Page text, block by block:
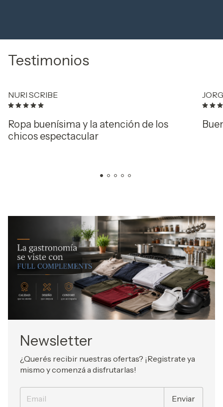
Testimonios
NURI SCRIBE
Ropa buenísima y la atención de los
chicos espectacular
Newsletter
¿Querés recibir nuestras ofertas? ¡Registrate ya
mismo y comenzá a disfrutarlas!